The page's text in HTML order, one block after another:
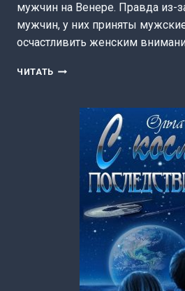
мужчин на Венере. Правда из-
мужчин, у них приняты
осчастливить женским
ЧИТАТЬ КТО